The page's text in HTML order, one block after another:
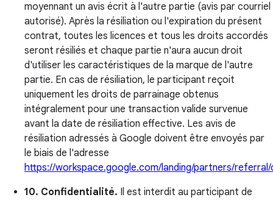
moyennant un avis écrit à l'autre partie (avis par courriel
autorisé). Après la résiliation ou l'expiration du présent
contrat, toutes les licences et tous les droits accordés
seront résiliés et chaque partie n'aura aucun droit
d'utiliser les caractéristiques de la marque de l'autre
partie. En cas de résiliation, le participant reçoit
uniquement les droits de parrainage obtenus
intégralement pour une transaction valide survenue
avant la date de résiliation effective. Les avis de
résiliation adressés à Google doivent être envoyés par
le biais de l'adresse
https://workspace.google.com/landing/partners/
10. Confidentialité. Il est interdit au participant de